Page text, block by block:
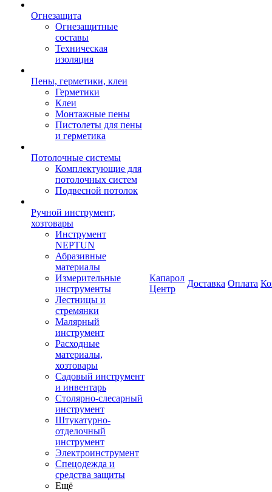
Огнезащита
Огнезащитные
составы
Техническая
изоляция
Пены, герметики, клеи
Герметики
Клеи
Монтажные пены
Пистолеты для пены
и герметика
Потолочные системы
Комплектующие для
потолочных систем
Подвесной потолок
Ручной инструмент,
хозтовары
Инструмент
NEPTUN
Абразивные
материалы
Измерительные
инструменты
Лестницы и
стремянки
Малярный
инструмент
Расходные
материалы,
хозтовары
Садовый инструмент
и инвентарь
Столярно-слесарный
инструмент
Штукатурно-
отделочный
инструмент
Электроинструмент
Спецодежда и
средства защиты
Ещё
Капарол
Центр
Доставка Оплата